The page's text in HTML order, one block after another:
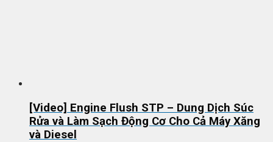
[Video] Engine Flush STP – Dung Dịch Súc
Rửa và Làm Sạch Động Cơ Cho Cả Máy Xăng
và Diesel